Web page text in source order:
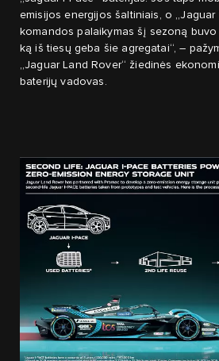
emisijos energijos šaltiniais, o „Jaguar
komandos palaikymas šį sezoną
ką iš tiesų geba šie agregatai“, –
„Jaguar Land Rover“ žiedinės
baterijų vadovas.